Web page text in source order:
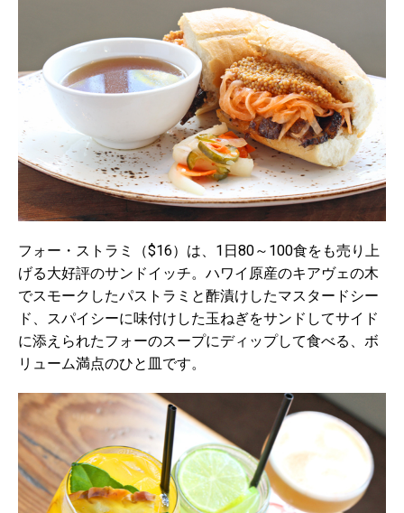
フォー・ストラミ（$16）は、1日80～100食をも売り上
げる大好評のサンドイッチ。ハワイ原産のキアヴェの木
でスモークしたパストラミと酢漬けしたマスタードシー
ド、スパイシーに味付けした玉ねぎをサンドしてサイド
に添えられたフォーのスープにディップして食べる、ボ
リューム満点のひと皿です。